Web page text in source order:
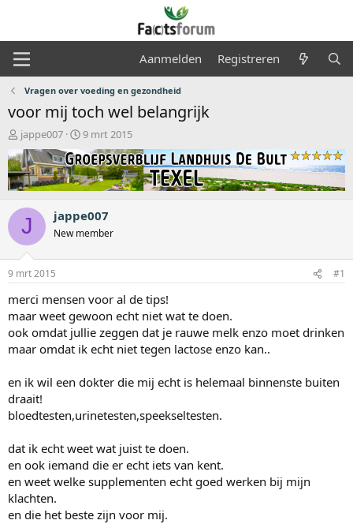
Aanmelden Registreren
Vragen over voeding en gezondheid
voor mij toch wel belangrijk
O
n
d
e
r
w
r
p
s
t
r
t
e
r
jappe007
S
a
r
t
a
t
m
9 mrt 2015
J jappe007
New member
9 mrt 2015 #1
merci mensen voor al de tips!
maar weet gewoon echt niet wat te doen.
ook omdat jullie zeggen dat je rauwe melk enzo moet drinken
maar omdat ik echt niet tegen lactose enzo kan..
en ik wil een dokter die mij echt is helemaal binnenste buiten
draait!
bloedtesten,urinetesten,speekseltesten.
dat ik echt weet wat juist te doen.
en ook iemand die er echt iets van kent.
en weet welke supplementen echt goed werken bij mijn
klachten.
en die het beste zijn voor mij.